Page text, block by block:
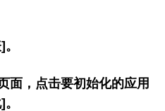
面，点击要初始化的应用